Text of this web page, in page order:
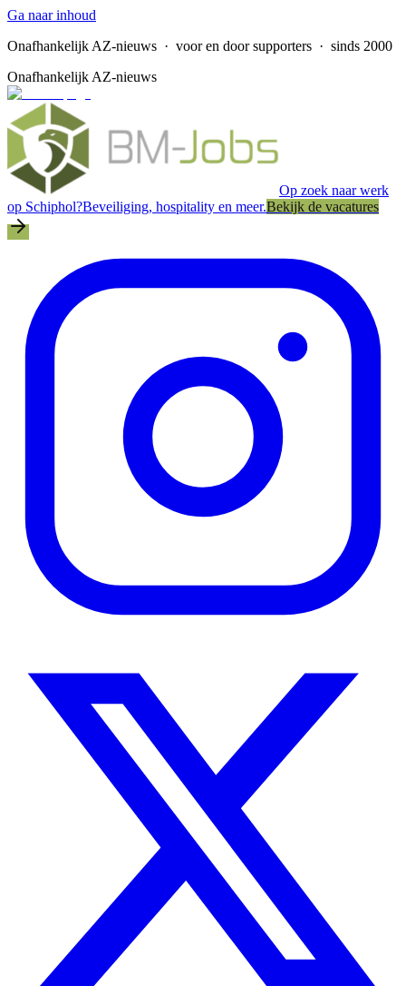
Ga naar inhoud
Onafhankelijk AZ-nieuws · voor en door supporters · sinds 2000
Onafhankelijk AZ-nieuws
Op zoek naar werk
op Schiphol?Beveiliging, hospitality en meer.Bekijk de vacatures